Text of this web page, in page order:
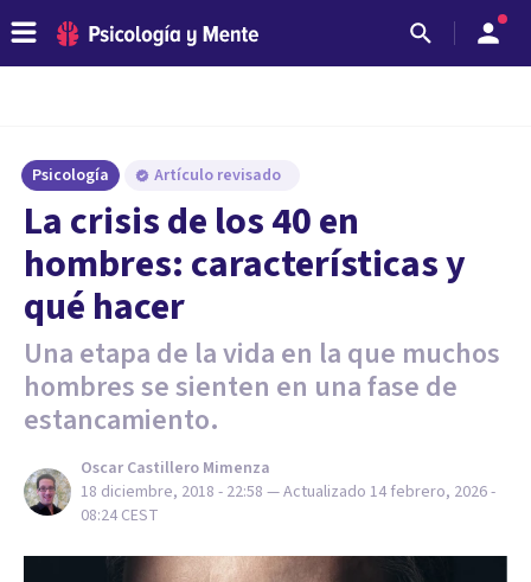
Psicología Artículo revisado
La crisis de los 40 en
hombres: características y
qué hacer
Una etapa de la vida en la que muchos
hombres se sienten en una fase de
estancamiento.
Oscar Castillero Mimenza
18 diciembre, 2018 - 22:58 — Actualizado 14 febrero, 2026 -
08:24 CEST